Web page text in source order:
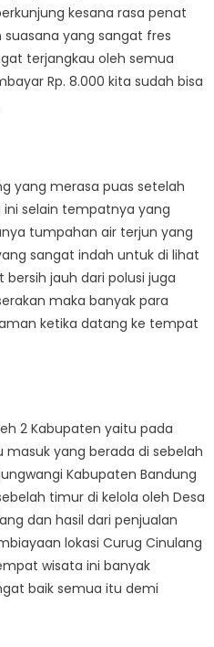
kesana rasa penat
yang sangat fres
terjangkau oleh semua
Rp. 8.000 kita sudah bisa
yang merasa puas setelah
selain tempatnya yang
tumpahan air terjun yang
sangat indah untuk di lihat
jauh dari polusi juga
maka banyak para
ketika datang ke tempat
2 Kabupaten yaitu pada
masuk yang berada di sebelah
Kabupaten Bandung
timur di kelola oleh Desa
dan hasil dari penjualan
lokasi Curug Cinulang
wisata ini banyak
baik semua itu demi